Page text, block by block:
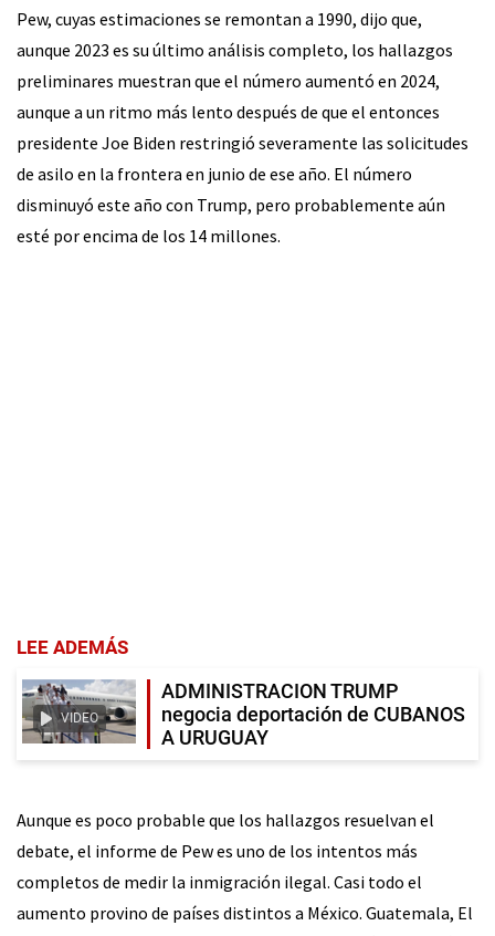
Pew, cuyas estimaciones se remontan a 1990, dijo que,
aunque 2023 es su último análisis completo, los hallazgos
preliminares muestran que el número aumentó en 2024,
aunque a un ritmo más lento después de que el entonces
presidente Joe Biden restringió severamente las solicitudes
de asilo en la frontera en junio de ese año. El número
disminuyó este año con Trump, pero probablemente aún
esté por encima de los 14 millones.
LEE ADEMÁS
VIDEO
ADMINISTRACION TRUMP
negocia deportación de CUBANOS
A URUGUAY
Aunque es poco probable que los hallazgos resuelvan el
debate, el informe de Pew es uno de los intentos más
completos de medir la inmigración ilegal. Casi todo el
aumento provino de países distintos a México. Guatemala, El